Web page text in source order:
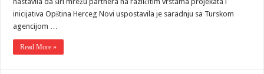
inicijativa Opština Herceg Novi uspostavila je saradnju sa Turskom
agencijom …
Read More »